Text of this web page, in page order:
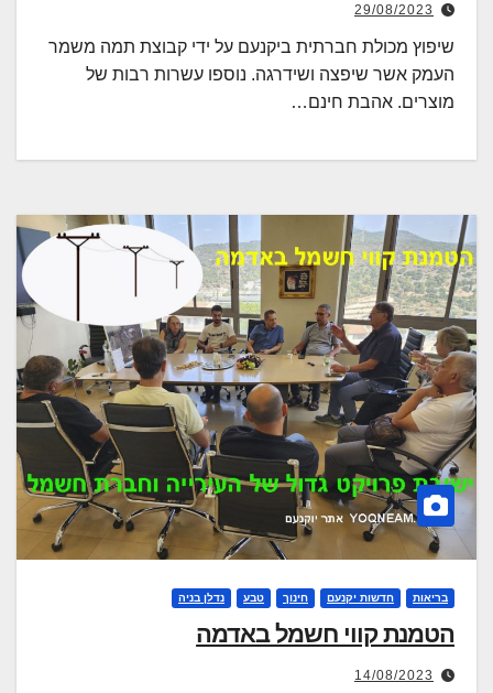
29/08/2023
שיפוץ מכולת חברתית ביקנעם על ידי קבוצת תמה משמר
העמק אשר שיפצה ושידרגה. נוספו עשרות רבות של
מוצרים. אהבת חינם…
בריאות חדשות יקנעם חינוך טבע נדלן בניה
הטמנת קווי חשמל באדמה
14/08/2023